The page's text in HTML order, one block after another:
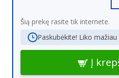
Šią prekę rasite tik internete.
Paskubėkite! Liko mažiau
Į